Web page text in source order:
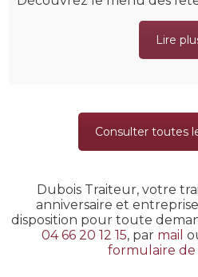
Lire
Consulter toutes
Dubois Traiteur, votre
anniversaire et
disposition pour toute
04 66 20 12 15, par mail
formulaire de